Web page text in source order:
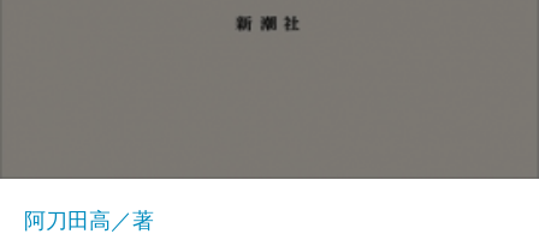
阿刀田高／著